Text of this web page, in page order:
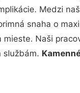
Medzi
snaha o
Naši
službám.